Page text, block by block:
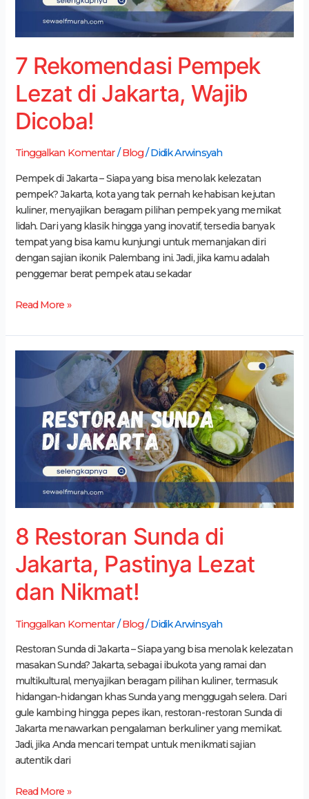
7 Rekomendasi Pempek
Lezat di Jakarta, Wajib
Dicoba!
Tinggalkan Komentar/Blog/Didik Arwinsyah
Pempek di Jakarta – Siapa yang bisa menolak kelezatan
pempek? Jakarta, kota yang tak pernah kehabisan kejutan
kuliner, menyajikan beragam pilihan pempek yang memikat
lidah. Dari yang klasik hingga yang inovatif, tersedia banyak
tempat yang bisa kamu kunjungi untuk memanjakan diri
dengan sajian ikonik Palembang ini. Jadi, jika kamu adalah
penggemar berat pempek atau sekadar
Read More »
8 Restoran Sunda di
Jakarta, Pastinya Lezat
dan Nikmat!
Tinggalkan Komentar/Blog/Didik Arwinsyah
Restoran Sunda di Jakarta – Siapa yang bisa menolak kelezatan
masakan Sunda? Jakarta, sebagai ibukota yang ramai dan
multikultural, menyajikan beragam pilihan kuliner, termasuk
hidangan-hidangan khas Sunda yang menggugah selera. Dari
gule kambing hingga pepes ikan, restoran-restoran Sunda di
Jakarta menawarkan pengalaman berkuliner yang memikat.
Jadi, jika Anda mencari tempat untuk menikmati sajian
autentik dari
Restoran
di
Jakarta,
Pastinya
Read More »